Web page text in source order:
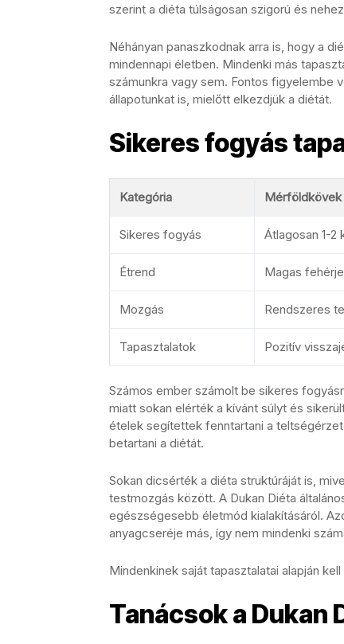
szerint a diéta túlságosan szigorú és
Néhányan panaszkodnak arra is, hogy a
mindennapi életben. Mindenki más
számunkra vagy sem. Fontos figyelembe
állapotunkat is, mielőtt elkezdjük a diétát.
Sikeres fogyás
Kategória Mérföldkövek
Sikeres fogyás Átlagosan 1-2
Étrend Magas
Mozgás Rendszeres
Tapasztalatok Pozitív
Számos ember számolt be sikeres
miatt sokan elérték a kívánt súlyt és
ételek segítettek fenntartani a
betartani a diétát.
Sokan dicsérték a diéta struktúráját is,
testmozgás között. A Dukan Diéta
egészségesebb életmód kialakításáról.
anyagcseréje más, így nem mindenki
Mindenkinek saját tapasztalatai alapján
Tanácsok a Dukan